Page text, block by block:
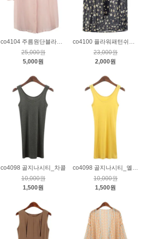
25,000원
5,000원
23,000원
2,000원
co4098 골지나시티_차콜
10,000원
1,500원
co4098 골지나시티_옐로우
10,000원
1,500원